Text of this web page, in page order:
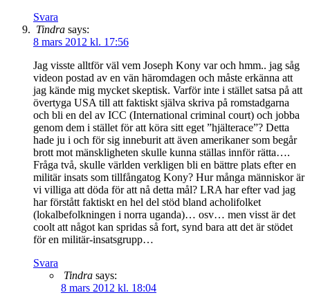
Svara
Tindra says:
8 mars 2012 kl. 17:56
Jag visste alltför väl vem Joseph Kony var och hmm.. jag såg
videon postad av en vän häromdagen och måste erkänna att
jag kände mig mycket skeptisk. Varför inte i stället satsa på att
övertyga USA till att faktiskt själva skriva på romstadgarna
och bli en del av ICC (International criminal court) och jobba
genom dem i stället för att köra sitt eget ”hjälterace”? Detta
hade ju i och för sig inneburit att även amerikaner som begår
brott mot mänskligheten skulle kunna ställas innför rätta….
Fråga två, skulle världen verkligen bli en bättre plats efter en
militär insats som tillfångatog Kony? Hur många människor är
vi villiga att döda för att nå detta mål? LRA har efter vad jag
har förstått faktiskt en hel del stöd bland acholifolket
(lokalbefolkningen i norra uganda)… osv… men visst är det
coolt att något kan spridas så fort, synd bara att det är stödet
för en militär-insatsgrupp…
Svara
Tindra says:
8 mars 2012 kl. 18:04